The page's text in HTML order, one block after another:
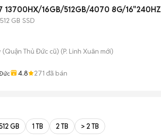
13700HX/16GB/512GB/4070 8G/16"240HZ
512 GB SSD
(Quận Thủ Đức cũ) (P. Linh Xuân mới)
4.8 271 đã bán
GB 1 TB 2 TB > 2 TB